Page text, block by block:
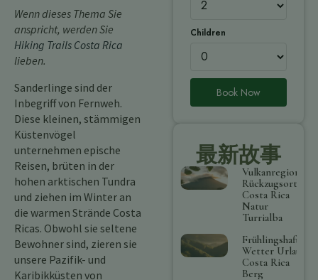
Wenn dieses Thema Sie
anspricht, werden Sie
Hiking Trails Costa Rica
lieben.
Sanderlinge sind der
Inbegriff von Fernweh.
Diese kleinen, stämmigen
Küstenvögel
unternehmen epische
Reisen, brüten in der
hohen arktischen Tundra
und ziehen im Winter an
die warmen Strände Costa
Ricas. Obwohl sie seltene
Bewohner sind, zieren sie
unsere Pazifik- und
Karibikküsten von
Children
Book Now
最新故事
Vulkanregion
Rückzugsort
Costa Rica
Natur
Turrialba
Frühlingshaftes
Wetter Urlaub
Costa Rica
Berg